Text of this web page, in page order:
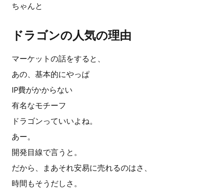
ちゃんと
ドラゴンの人気の理由
マーケットの話をすると、
あの、基本的にやっぱ
IP費がかからない
有名なモチーフ
ドラゴンっていいよね。
あー。
開発目線で言うと。
だから、まあそれ安易に売れるのはさ、
時間もそうだしさ。